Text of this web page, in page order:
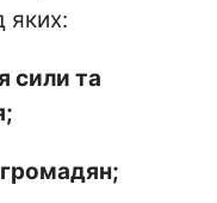
яких:
сили та